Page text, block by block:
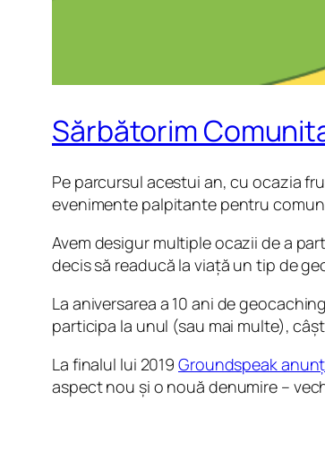
Sărbătorim
Pe parcursul acestui an, cu ocazia
evenimente palpitante pentru
Avem desigur multiple ocazii de a
decis să readucă la viață un tip de
La aniversarea a 10 ani de
participa la unul (sau mai multe),
La finalul lui 2019Groundspeak
aspect nou și o nouă denumire –